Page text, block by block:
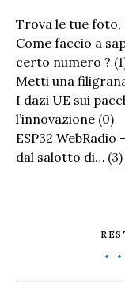
Trova le tue foto,
Come faccio a
certo numero ?
Metti una
I dazi UE sui
l’innovazione (0)
ESP32
dal salotto di… (3)